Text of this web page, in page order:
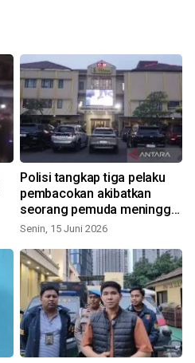
Polisi tangkap tiga pelaku
pembacokan akibatkan
seorang pemuda meninggal
di Kota Bogor
Senin, 15 Juni 2026